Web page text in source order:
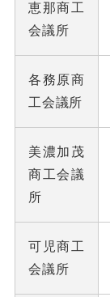
恵那商工
会議所
各務原商
工会議所
美濃加茂
商工会議
所
可児商工
会議所